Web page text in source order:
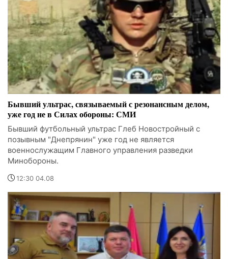
Бывший ультрас, связываемый с резонансным делом,
уже год не в Силах обороны: СМИ
Бывший футбольный ультрас Глеб Новостройный с
позывным "Днепрянин" уже год не является
военнослужащим Главного управления разведки
Минобороны.
12:30 04.08